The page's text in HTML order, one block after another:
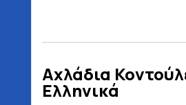
Αχλάδια
Ελληνικά